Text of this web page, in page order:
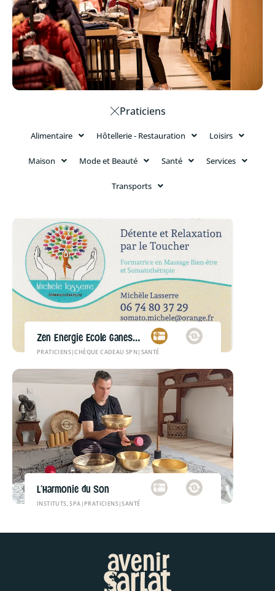
Praticiens
Alimentaire Hôtellerie - Restauration Loisirs
Maison Mode et Beauté Santé Services
Transports
Zen Energie Ecole Ganesh&Shiva
PRATICIENS|CHÈQUE CADEAU SPN | SANTÉ
L’Harmonie du Son
INSTITUTS, SPA | PRATICIENS|SANTÉ